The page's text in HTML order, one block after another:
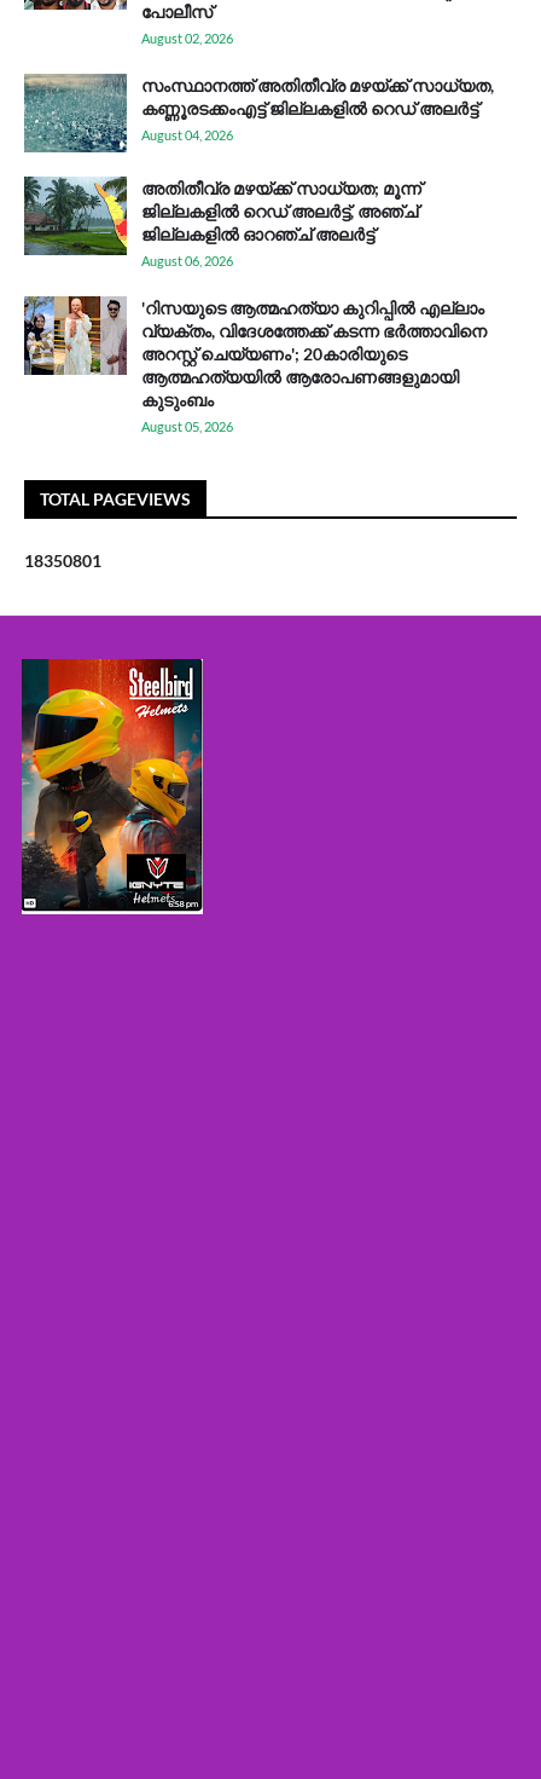
പോലീസ്
August 02, 2026
സം​സ്ഥാ​ന​ത്ത് അ​തി​തീ​വ്ര മ​ഴ​യ്ക്ക് സാ​ധ്യ​ത,
കണ്ണൂരടക്കംഎ​ട്ട് ജി​ല്ല​ക​ളി​ൽ റെ​ഡ് അ​ലർ​ട്ട്
August 04, 2026
അതിതീവ്ര മഴയ്ക്ക് സാധ്യത; മൂന്ന്
ജില്ലകളിൽ റെഡ് അലർട്ട്, അഞ്ച്
ജില്ലകളിൽ ഓറഞ്ച് അലർട്ട്
August 06, 2026
'റിസയുടെ ആത്മഹത്യാ കുറിപ്പിൽ എല്ലാം
വ്യക്തം, വിദേശത്തേക്ക് കടന്ന ഭർത്താവിനെ
അറസ്റ്റ് ചെയ്യണം'; 20കാരിയുടെ
ആത്മഹത്യയിൽ ആരോപണങ്ങളുമായി
കുടുംബം
August 05, 2026
TOTAL PAGEVIEWS
18350801